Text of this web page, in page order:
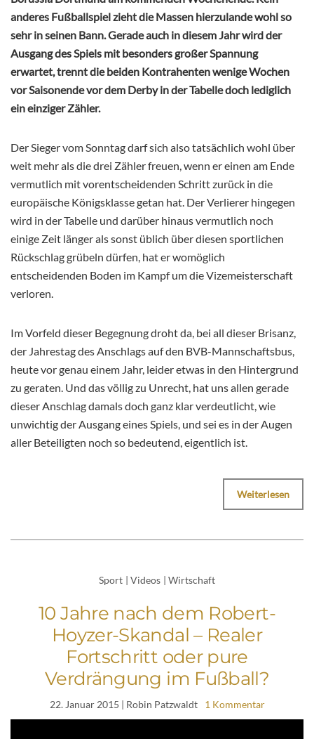
anderes Fußballspiel zieht die Massen hierzulande wohl so
sehr in seinen Bann. Gerade auch in diesem Jahr wird der
Ausgang des Spiels mit besonders großer Spannung
erwartet, trennt die beiden Kontrahenten wenige Wochen
vor Saisonende vor dem Derby in der Tabelle doch lediglich
ein einziger Zähler.
Der Sieger vom Sonntag darf sich also tatsächlich wohl über
weit mehr als die drei Zähler freuen, wenn er einen am Ende
vermutlich mit vorentscheidenden Schritt zurück in die
europäische Königsklasse getan hat. Der Verlierer hingegen
wird in der Tabelle und darüber hinaus vermutlich noch
einige Zeit länger als sonst üblich über diesen sportlichen
Rückschlag grübeln dürfen, hat er womöglich
entscheidenden Boden im Kampf um die Vizemeisterschaft
verloren.
Im Vorfeld dieser Begegnung droht da, bei all dieser Brisanz,
der Jahrestag des Anschlags auf den BVB-Mannschaftsbus,
heute vor genau einem Jahr, leider etwas in den Hintergrund
zu geraten. Und das völlig zu Unrecht, hat uns allen gerade
dieser Anschlag damals doch ganz klar verdeutlicht, wie
unwichtig der Ausgang eines Spiels, und sei es in der Augen
aller Beteiligten noch so bedeutend, eigentlich ist.
Weiterlesen
Sport Videos Wirtschaft
10 Jahre nach dem Robert-
Hoyzer-Skandal – Realer
Fortschritt oder pure
Verdrängung im Fußball?
22. Januar 2015 | Robin Patzwaldt 1 Kommentar